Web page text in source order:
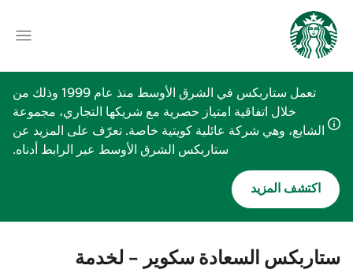
تعمل ستاربكس في الشرق الأوسط منذ عام 1999 وذلك من
خلال اتفاقية امتياز حصرية مع شريكها التجاري، مجموعة
الشايع، وهي شركة عائلية كويتية خاصة. تعرّف على المزيد عن
ستاربكس الشرق الأوسط عبر الرابط أدناه.
اكتشف المزيد
ستاربكس السعادة سكوير - لخدمة